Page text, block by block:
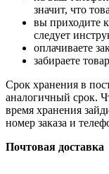
значит, что
вы приходите
следует
оплачиваете
забираете
Срок хранения в
аналогичный срок.
время хранения
номер заказа и
Почтовая доставка